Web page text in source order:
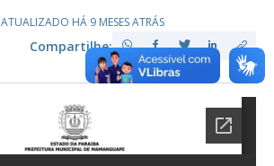
ATUALIZADO HÁ 9 MESES ATRÁS
Compartilhe: